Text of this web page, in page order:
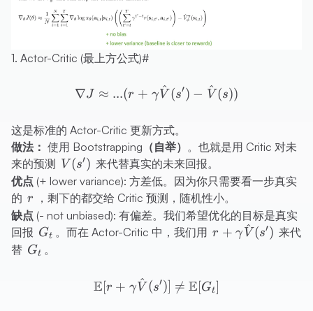
1. Actor-Critic (最上方公式)#
\nabla J \approx ... (r +
∇J ≈ ...(r + γV
^(s′) − V
^(s))
这是标准的 Actor-Critic 更新方式。
做法： 使用 Bootstrapping（自举） 。也就是用 Critic 对未
来的预测 V(s')
V (s′) 来代替真实的未来回报。
优点 (+ lower variance): 方差低。因为你只需要看一步真实
的 rr
，剩下的都交给 Critic 预测，随机性小。
缺点 (- not unbiased): 有偏差。我们希望优化的目标是真实
回报 G_t
Gt 。而在 Actor-Critic 中，我们用 r +
(s')
r + γ V
^(s′) 来代
替 G_t
Gt 。
\mathbb{E}[r +
E[r + γV
^(s′ )] 
= E[Gt]